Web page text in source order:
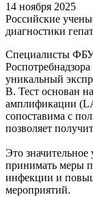
14 ноября 2025
Российские
диагностики
Специалисты
уникальный
B. Тест основан
амплификации
сопоставима с
позволяет
Это значительное
принимать меры
инфекции и
мероприятий.